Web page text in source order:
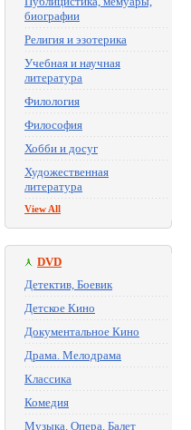
биографии
Религия и эзотерика
Учебная и научная
литература
Филология
Философия
Хобби и досуг
Художественная
литература
View All
DVD
Детектив, Боевик
Детское Кино
Документальное Кино
Драма. Мелодрама
Классика
Комедия
Музыка. Опера. Балет